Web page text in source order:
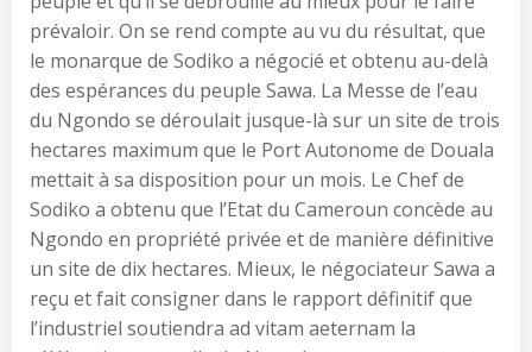
prévaloir. On se rend compte au vu du résultat, que
le monarque de Sodiko a négocié et obtenu au-delà
des espérances du peuple Sawa. La Messe de l’eau
du Ngondo se déroulait jusque-là sur un site de trois
hectares maximum que le Port Autonome de Douala
mettait à sa disposition pour un mois. Le Chef de
Sodiko a obtenu que l’Etat du Cameroun concède au
Ngondo en propriété privée et de manière définitive
un site de dix hectares. Mieux, le négociateur Sawa a
reçu et fait consigner dans le rapport définitif que
l’industriel soutiendra ad vitam aeternam la